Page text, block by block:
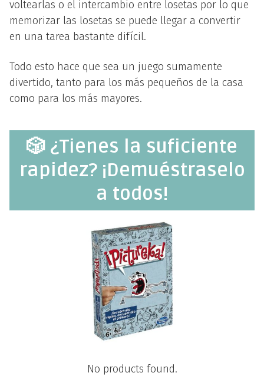
voltearlas o el intercambio entre losetas por lo que
memorizar las losetas se puede llegar a convertir
en una tarea bastante difícil.
Todo esto hace que sea un juego sumamente
divertido, tanto para los más pequeños de la casa
como para los más mayores.
🎲 ¿Tienes la suficiente
rapidez? ¡Demuéstraselo
a todos!
No products found.